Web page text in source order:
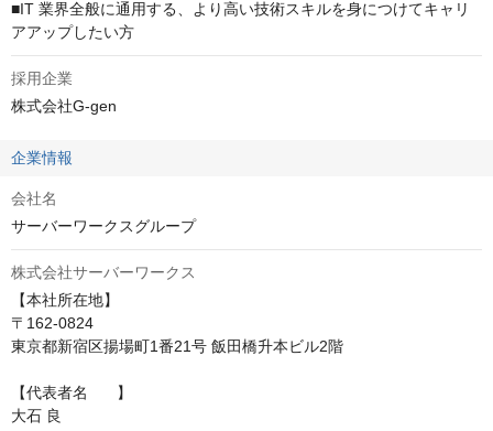
■IT 業界全般に通用する、より高い技術スキルを身につけてキャリ
アアップしたい方
採用企業
株式会社G-gen
企業情報
会社名
サーバーワークスグループ
株式会社サーバーワークス
【本社所在地】
〒162-0824
東京都新宿区揚場町1番21号 飯田橋升本ビル2階
【代表者名	】
大石 良